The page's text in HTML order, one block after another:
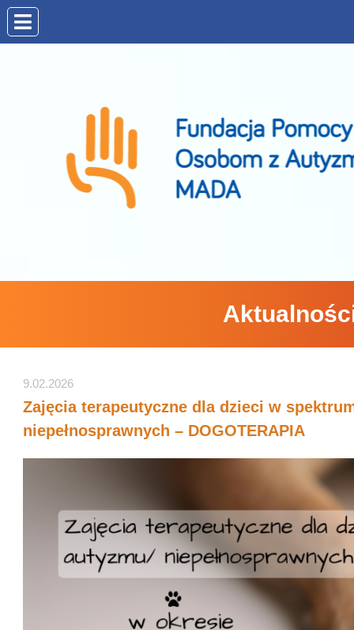
9.02.2026
Zajęcia terapeutyczne dla dzieci w
niepełnosprawnych – DOGOTERAPIA